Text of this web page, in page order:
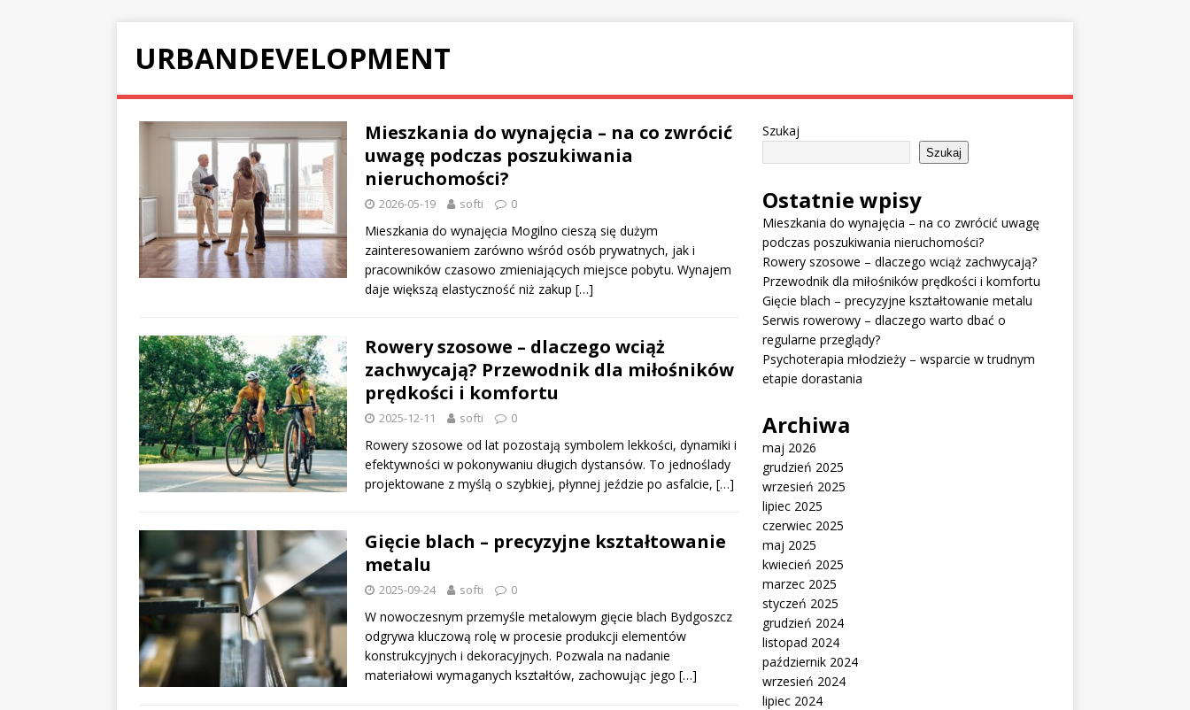
URBANDEVELOPMENT
Mieszkania do wynajęcia – na co zwrócić
uwagę podczas poszukiwania
nieruchomości?
2026-05-19 softi 0
Mieszkania do wynajęcia Mogilno cieszą się dużym
zainteresowaniem zarówno wśród osób prywatnych, jak i
pracowników czasowo zmieniających miejsce pobytu. Wynajem
daje większą elastyczność niż zakup […]
Rowery szosowe – dlaczego wciąż
zachwycają? Przewodnik dla miłośników
prędkości i komfortu
2025-12-11 softi 0
Rowery szosowe od lat pozostają symbolem lekkości, dynamiki i
efektywności w pokonywaniu długich dystansów. To jednoślady
projektowane z myślą o szybkiej, płynnej jeździe po asfalcie, […]
Gięcie blach – precyzyjne kształtowanie
metalu
2025-09-24 softi 0
W nowoczesnym przemyśle metalowym gięcie blach Bydgoszcz
odgrywa kluczową rolę w procesie produkcji elementów
konstrukcyjnych i dekoracyjnych. Pozwala na nadanie
materiałowi wymaganych kształtów, zachowując jego […]
Szukaj
Szukaj
Ostatnie wpisy
Mieszkania do wynajęcia – na co zwrócić uwagę
podczas poszukiwania nieruchomości?
Rowery szosowe – dlaczego wciąż zachwycają?
Przewodnik dla miłośników prędkości i komfortu
Gięcie blach – precyzyjne kształtowanie metalu
Serwis rowerowy – dlaczego warto dbać o
regularne przeglądy?
Psychoterapia młodzieży – wsparcie w trudnym
etapie dorastania
Archiwa
maj 2026
grudzień 2025
wrzesień 2025
lipiec 2025
czerwiec 2025
maj 2025
kwiecień 2025
marzec 2025
styczeń 2025
grudzień 2024
listopad 2024
październik 2024
wrzesień 2024
lipiec 2024